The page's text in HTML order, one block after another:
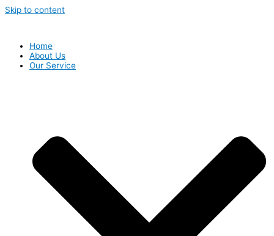
Skip to content
Home
About Us
Our Service